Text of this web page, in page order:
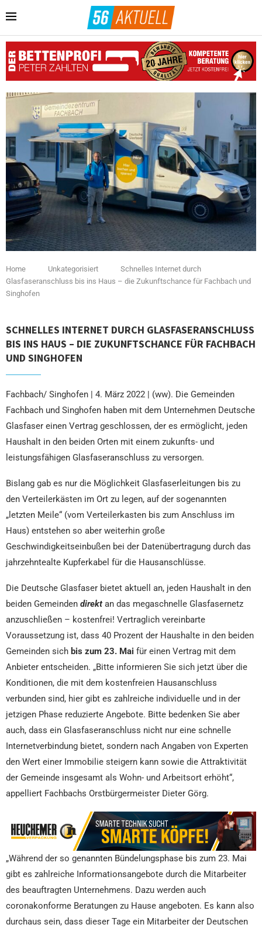
Home Unkategorisiert
Schnelles Internet durch
Glasfaseranschluss bis ins Haus – die Zukunftschance für Fachbach und
Singhofen
SCHNELLES INTERNET DURCH GLASFASERANSCHLUSS
BIS INS HAUS – DIE ZUKUNFTSCHANCE FÜR FACHBACH
UND SINGHOFEN
Fachbach/ Singhofen | 4. März 2022 | (ww). Die Gemeinden
Fachbach und Singhofen haben mit dem Unternehmen Deutsche
Glasfaser einen Vertrag geschlossen, der es ermöglicht, jeden
Haushalt in den beiden Orten mit einem zukunfts- und
leistungsfähigen Glasfaseranschluss zu versorgen.
Bislang gab es nur die Möglichkeit Glasfaserleitungen bis zu
den Verteilerkästen im Ort zu legen, auf der sogenannten
„letzten Meile“ (vom Verteilerkasten bis zum Anschluss im
Haus) entstehen so aber weiterhin große
Geschwindigkeitseinbußen bei der Datenübertragung durch das
jahrzehntealte Kupferkabel für die Hausanschlüsse.
Die Deutsche Glasfaser bietet aktuell an, jeden Haushalt in den
beiden Gemeinden direkt an das megaschnelle Glasfasernetz
anzuschließen – kostenfrei! Vertraglich vereinbarte
Voraussetzung ist, dass 40 Prozent der Haushalte in den beiden
Gemeinden sich bis zum 23. Mai für einen Vertrag mit dem
Anbieter entscheiden. „Bitte informieren Sie sich jetzt über die
Konditionen, die mit dem kostenfreien Hausanschluss
verbunden sind, hier gibt es zahlreiche individuelle und in der
jetzigen Phase reduzierte Angebote. Bitte bedenken Sie aber
auch, dass ein Glasfaseranschluss nicht nur eine schnelle
Internetverbindung bietet, sondern nach Angaben von Experten
den Wert einer Immobilie steigern kann sowie die Attraktivität
der Gemeinde insgesamt als Wohn- und Arbeitsort erhöht“,
appelliert Fachbachs Orstbürgermeister Dieter Görg.
„Während der so genannten Bündelungsphase bis zum 23. Mai
gibt es zahlreiche Informationsangebote durch die Mitarbeiter
des beauftragten Unternehmens. Dazu werden auch
coronakonforme Beratungen zu Hause angeboten. Es kann also
durchaus sein, dass dieser Tage ein Mitarbeiter der Deutschen